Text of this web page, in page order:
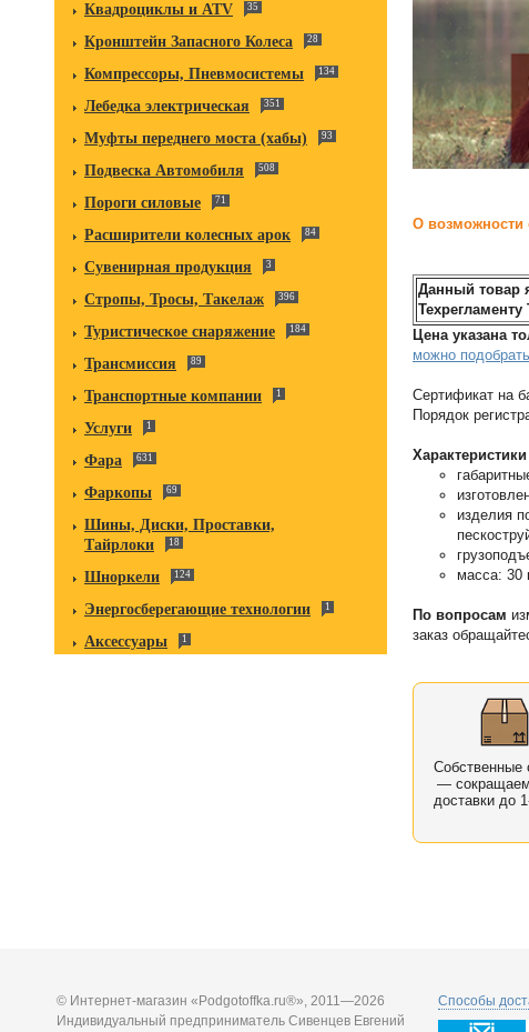
Квадроциклы и ATV 35
Кронштейн Запасного Колеса 28
Компрессоры, Пневмосистемы 134
Лебедка электрическая 351
Муфты переднего моста (хабы) 93
Подвеска Автомобиля 508
Пороги силовые 71
Расширители колесных арок 84
Сувенирная продукция 3
Стропы, Тросы, Такелаж 396
Туристическое снаряжение 184
Трансмиссия 89
Транспортные компании 1
Услуги 1
Фара 631
Фаркопы 69
Шины, Диски, Проставки,
Тайрлоки
18
Шноркели 124
Энергосберегающие технологии 1
Аксессуары 1
О возможности
Данный товар
Цена указана
можно
Сертификат на
Порядок
изделия
масса: 30
По вопросам
заказ
Собственные
—
доставки до
© Интернет-магазин «Podgotoffka.ru®», 2011—2026
Индивидуальный предприниматель Сивенцев Евгений
Способы